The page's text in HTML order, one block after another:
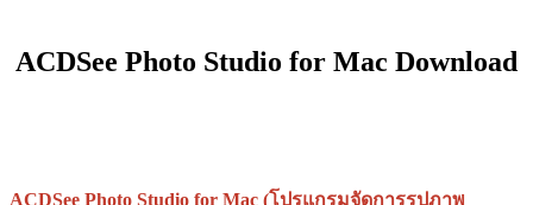
ACDSee Photo Studio for Mac Download
ACDSee Photo Studio for Mac (โปรแกรมจัดการรูปภาพ